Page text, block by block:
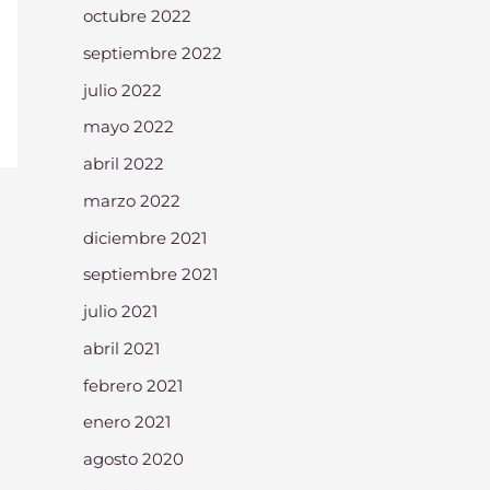
octubre 2022
septiembre 2022
julio 2022
mayo 2022
abril 2022
marzo 2022
diciembre 2021
septiembre 2021
julio 2021
abril 2021
febrero 2021
enero 2021
agosto 2020